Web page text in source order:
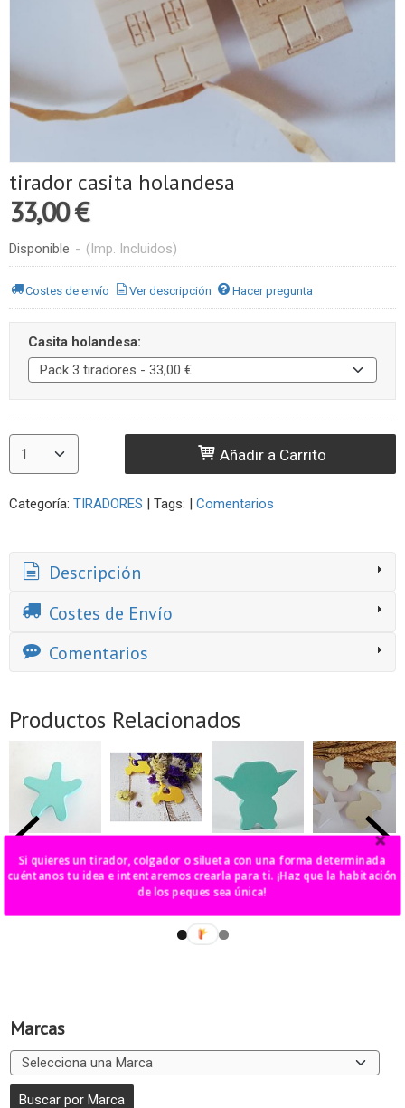
Marcas
tirador casita holandesa
33,00 €
Disponible - (Imp. Incluidos)
Costes de envío Ver descripción Hacer pregunta
Casita holandesa:
Añadir a Carrito
Categoría: TIRADORES | Tags: | Comentarios
Descripción
Costes de Envío
Comentarios
Productos Relacionados
estrella
6,00 €
moto vespa
6,00 €
6,00 €
tirador/
oso
6,00 €
Si quieres un tirador, colgador o silueta con una forma determinada
cuéntanos tu idea e intentaremos crearla para ti. ¡Haz que la habitación
de los peques sea única!